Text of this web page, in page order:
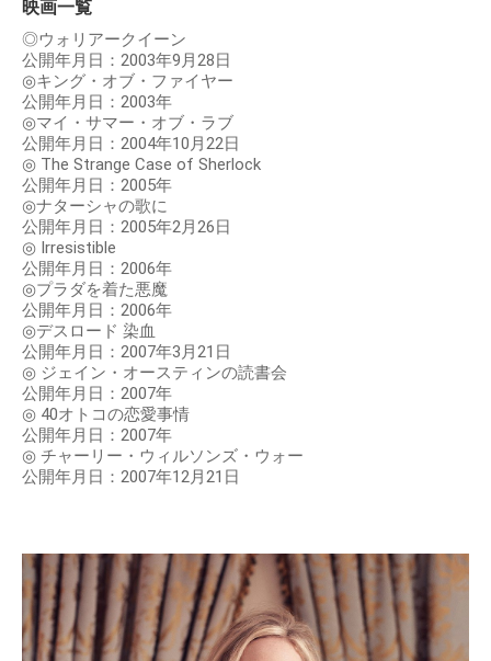
映画一覧
◎ウォリアークイーン
公開年月日：2003年9月28日
◎キング・オブ・ファイヤー
公開年月日：2003年
◎マイ・サマー・オブ・ラブ
公開年月日：2004年10月22日
◎ The Strange Case of Sherlock
公開年月日：2005年
◎ナターシャの歌に
公開年月日：2005年2月26日
◎ Irresistible
公開年月日：2006年
◎プラダを着た悪魔
公開年月日：2006年
◎デスロード 染血
公開年月日：2007年3月21日
◎ ジェイン・オースティンの読書会
公開年月日：2007年
◎ 40オトコの恋愛事情
公開年月日：2007年
◎ チャーリー・ウィルソンズ・ウォー
公開年月日：2007年12月21日